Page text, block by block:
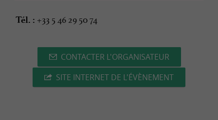
Tél. : +33 5 46 29 50 74
CONTACTER L'ORGANISATEUR
SITE INTERNET DE L'ÉVÈNEMENT